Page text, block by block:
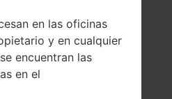
en las oficinas
y en cualquier
encuentran las
en el